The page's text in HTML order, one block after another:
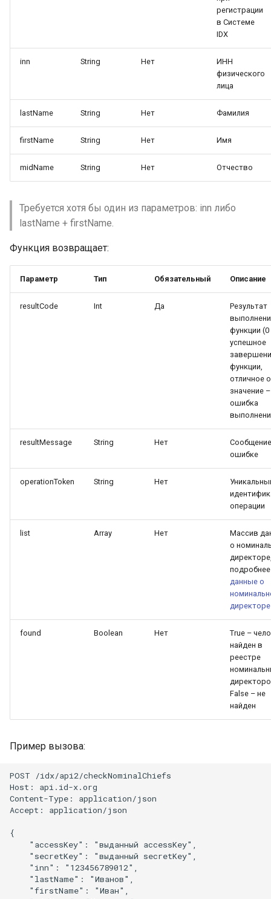
Автоматическое распознавание
основных полей Казахского
Автоматическое распознавание
основных полей Киргизского
паспорта
Автоматическое распознавание
основных полей Таджикского
Автоматическое распознавание
основных полей Узбекского
паспорта
Автоматическое распознавание
основных полей Украинского
паспорта
регистрации
в Системе
IDX
inn String Нет
ИНН
физического
лица
lastName String Нет Фамилия
firstName String Нет Имя
midName String Нет Отчество
Требуется хотя бы один из параметров: inn либо
lastName + firstName.
Функция возвращает:
Параметр Тип Обязательный Описание
resultCode Int Да
Результат
функции (0
успешное
функции,
отличное
значение –
ошибка
resultMessage String Нет
ошибке
operationToken String Нет
операции
list Array Нет
Массив
о
данные о
директоре
found Boolean Нет
True –
найден в
реестре
False – не
найден
Пример вызова:
POST /idx/api2/checkNominalChiefs
Host: api.id-x.org
Content-Type: application/json
Accept: application/json
{
    "accessKey": "выданный accessKey",
    "secretKey": "выданный secretKey",
    "inn": "123456789012",
    "lastName": "Иванов",
    "firstName": "Иван",